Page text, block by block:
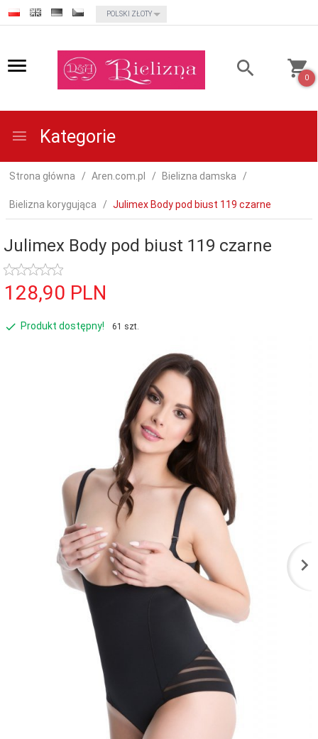
currency_h
POLSKI ZŁOTY
0
Kategorie
Strona główna Aren.com.pl Bielizna damska
Bielizna korygująca Julimex Body pod biust 119 czarne
Julimex Body pod biust 119 czarne
128,90 PLN
Produkt dostępny! 61 szt.